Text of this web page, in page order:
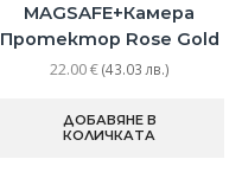
MAGSAFE+камера
Протектор Rose Gold
22.00€(43.03 лв.)
ДОБАВЯНЕ В
КОЛИЧКАТА